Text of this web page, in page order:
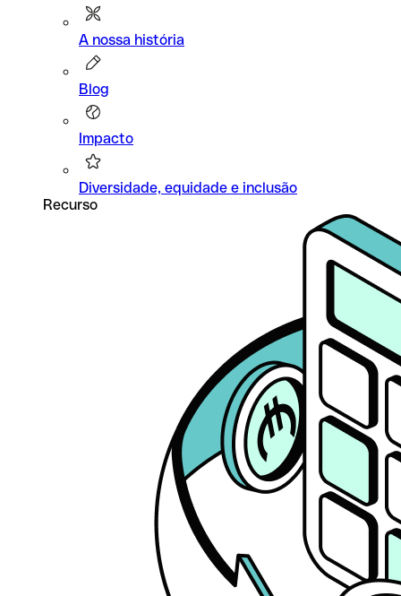
A nossa história
Blog
Impacto
Diversidade, equidade e inclusão
Recurso